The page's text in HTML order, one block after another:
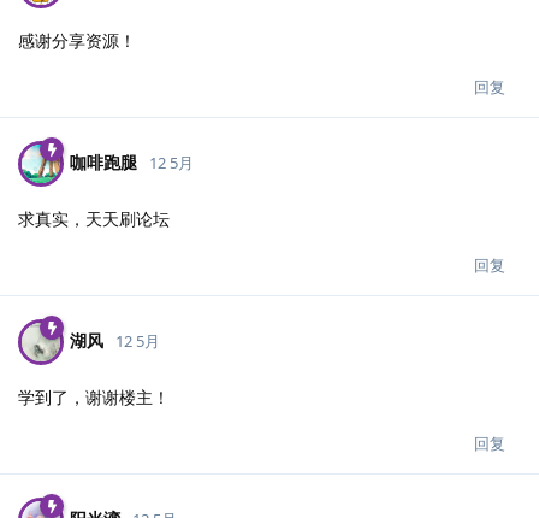
感谢分享资源！
回复
咖啡跑腿 12 5月
求真实，天天刷论坛
回复
湖风 12 5月
学到了，谢谢楼主！
回复